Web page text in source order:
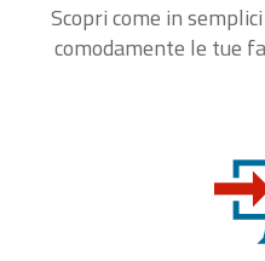
Scopri come in
comodamente le tue